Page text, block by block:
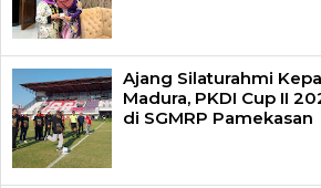
Ajang Silaturahmi
Madura, PKDI Cup II
di SGMRP Pamekasan